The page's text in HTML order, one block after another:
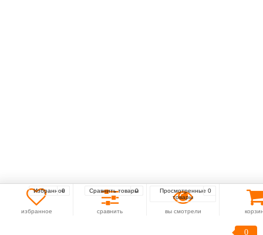
Избранное
0
избранное
Сравнить товары
0
сравнить
Просмотренные
товары
0
вы смотрели
0